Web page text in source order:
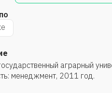
аграрный
менеджмент, 2011 год.